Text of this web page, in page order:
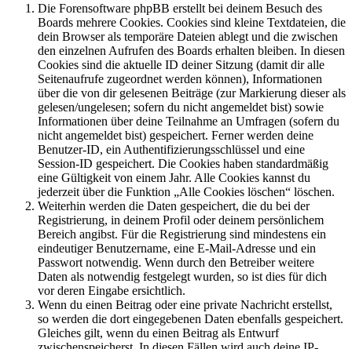
Die Forensoftware phpBB erstellt bei deinem Besuch des
Boards mehrere Cookies. Cookies sind kleine Textdateien, die
dein Browser als temporäre Dateien ablegt und die zwischen
den einzelnen Aufrufen des Boards erhalten bleiben. In diesen
Cookies sind die aktuelle ID deiner Sitzung (damit dir alle
Seitenaufrufe zugeordnet werden können), Informationen
über die von dir gelesenen Beiträge (zur Markierung dieser als
gelesen/ungelesen; sofern du nicht angemeldet bist) sowie
Informationen über deine Teilnahme an Umfragen (sofern du
nicht angemeldet bist) gespeichert. Ferner werden deine
Benutzer-ID, ein Authentifizierungsschlüssel und eine
Session-ID gespeichert. Die Cookies haben standardmäßig
eine Gültigkeit von einem Jahr. Alle Cookies kannst du
jederzeit über die Funktion „Alle Cookies löschen“ löschen.
Weiterhin werden die Daten gespeichert, die du bei der
Registrierung, in deinem Profil oder deinem persönlichem
Bereich angibst. Für die Registrierung sind mindestens ein
eindeutiger Benutzername, eine E-Mail-Adresse und ein
Passwort notwendig. Wenn durch den Betreiber weitere
Daten als notwendig festgelegt wurden, so ist dies für dich
vor deren Eingabe ersichtlich.
Wenn du einen Beitrag oder eine private Nachricht erstellst,
so werden die dort eingegebenen Daten ebenfalls gespeichert.
Gleiches gilt, wenn du einen Beitrag als Entwurf